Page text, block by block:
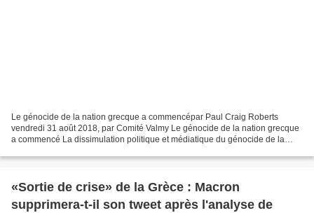
Le génocide de la nation grecque a commencépar Paul Craig Roberts
vendredi 31 août 2018, par Comité Valmy Le génocide de la nation grecque
a commencé La dissimulation politique et médiatique du génocide de la
«Sortie de crise» de la Grèce : Macron
supprimera-t-il son tweet après l'analyse de